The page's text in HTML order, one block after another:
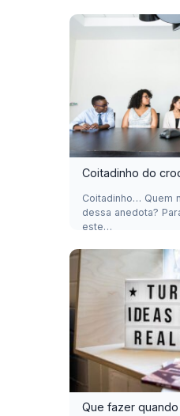
Coitadinho do
Coitadinho… Quem
dessa anedota?
este…
Que fazer